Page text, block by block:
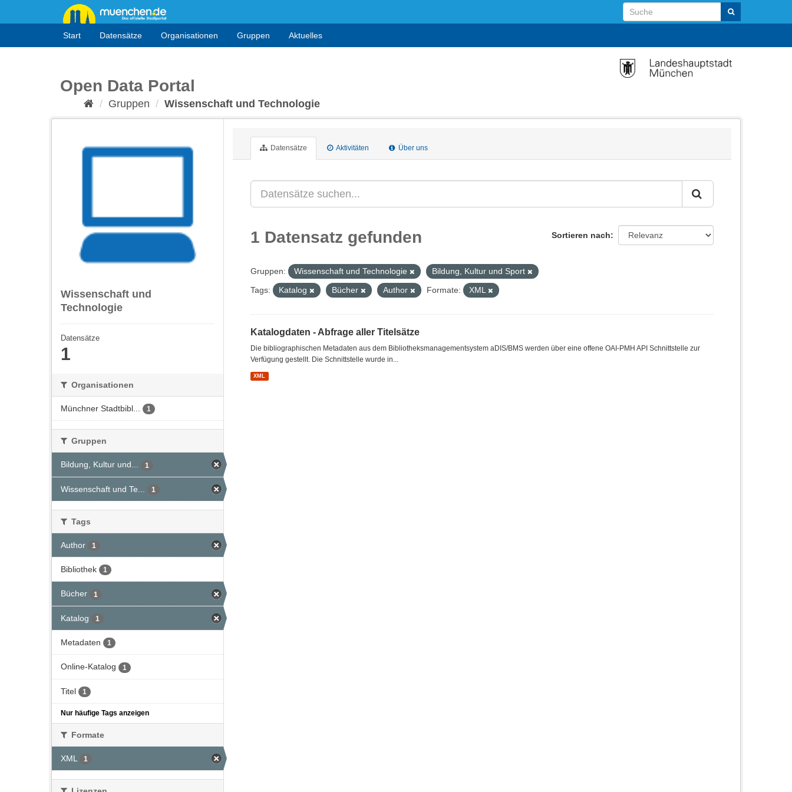
Start Datensätze Organisationen Gruppen Aktuelles
Open Data Portal
Gruppen Wissenschaft und Technologie
Wissenschaft und
Technologie
Datensätze
1
Organisationen
Münchner Stadtbibl... 1
Gruppen
Bildung, Kultur und... 1
Wissenschaft und Te... 1
Tags
Author 1
Bibliothek 1
Bücher 1
Katalog 1
Metadaten 1
Online-Katalog 1
Titel 1
Nur häufige Tags anzeigen
Formate
XML 1
Datensätze Aktivitäten Über uns
Sortieren nach
1 Datensatz gefunden
Gruppen: Wissenschaft und Technologie
Bildung, Kultur und Sport
Tags:
Katalog Bücher Author Formate: XML
Katalogdaten - Abfrage aller Titelsätze
Die bibliographischen Metadaten aus dem Bibliotheksmanagementsystem aDIS/BMS werden über eine offene OAI-PMH API Schnittstelle zur
Verfügung gestellt. Die Schnittstelle wurde in...
XML